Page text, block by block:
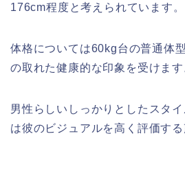
176cm程度と考えられています。
体格については60kg台の普通体
の取れた健康的な印象を受けます
男性らしいしっかりとしたスタ
は彼のビジュアルを高く評価する